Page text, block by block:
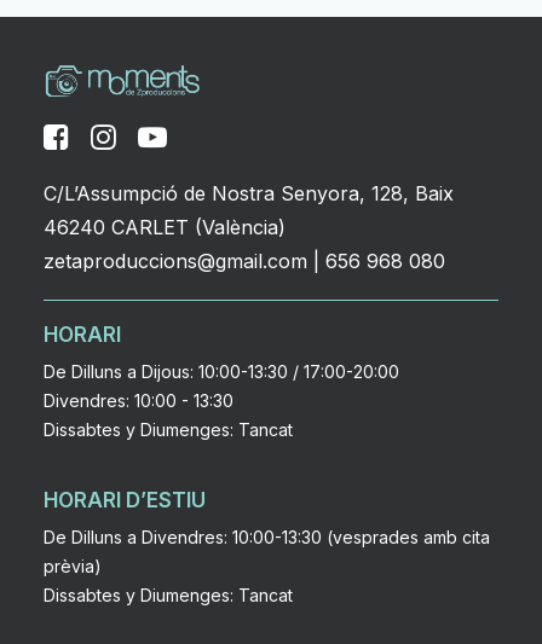
C/L’Assumpció de Nostra Senyora, 128, Baix
46240 CARLET (València)
zetaproduccions@gmail.com
656 968 080
HORARI
De Dilluns a Dijous: 10:00-13:30 / 17:00-20:00
Divendres: 10:00 - 13:30
Dissabtes y Diumenges: Tancat
HORARI D’ESTIU
De Dilluns a Divendres: 10:00-13:30 (vesprades amb cita
prèvia)
Dissabtes y Diumenges: Tancat